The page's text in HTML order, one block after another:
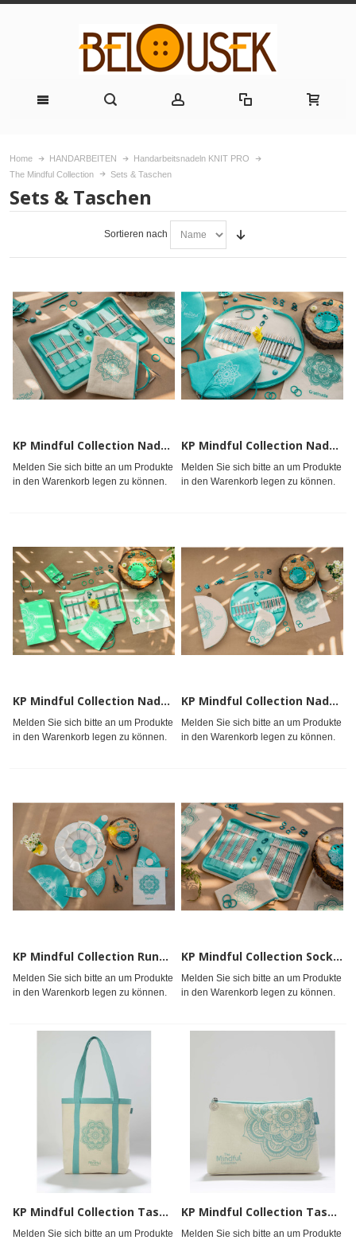
Home HANDARBEITEN
Handarbeitsnadeln KNIT PRO
The Mindful Collection
Sets & Taschen
Sets & Taschen
Sortieren nach
KP Mindful Collection Nadelspitzensets kurz 10cm KINDNESS
Melden Sie sich bitte an um Produkte
in den Warenkorb legen zu können.
KP Mindful Collection Nadelspitzensets kurz 10cm WARMTH
Melden Sie sich bitte an um Produkte
in den Warenkorb legen zu können.
KP Mindful Collection Nadelspitzensets normal 13cm BELIEVE
Melden Sie sich bitte an um Produkte
in den Warenkorb legen zu können.
KP Mindful Collection Nadelspitzensets normal 13cm GRATITUDE
Melden Sie sich bitte an um Produkte
in den Warenkorb legen zu können.
KP Mindful Collection Rundstricknadelset 25cm EXPLORE
Melden Sie sich bitte an um Produkte
in den Warenkorb legen zu können.
KP Mindful Collection Sockennadelset GRATEFUL
Melden Sie sich bitte an um Produkte
in den Warenkorb legen zu können.
KP Mindful Collection Tasche
Melden Sie sich bitte an um Produkte
KP Mindful Collection Tasche
Melden Sie sich bitte an um Produkte